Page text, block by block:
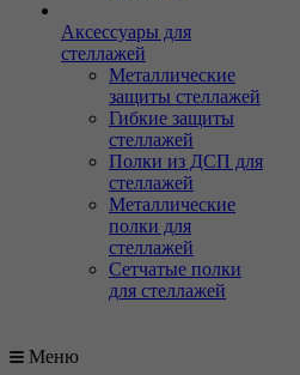
Аксессуары для
стеллажей
Металлические
защиты стеллажей
Гибкие защиты
стеллажей
Полки из ДСП для
стеллажей
Металлические
полки для
стеллажей
Сетчатые полки
для стеллажей
Меню